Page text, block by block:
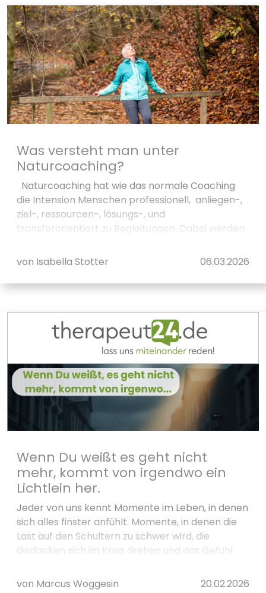
Was versteht man unter
Naturcoaching?
Naturcoaching hat wie das normale Coaching
die Intension Menschen professionell, anliegen-,
ziel-, ressourcen-, lösungs-, und
transferorientiert zu Begleitungen. Dabei werden
von Isabella Stotter
06.03.2026
Wenn Du weißt es geht nicht
mehr, kommt von irgendwo ein
Lichtlein her.
Jeder von uns kennt Momente im Leben, in denen
sich alles finster anfühlt. Momente, in denen die
Last auf den Schultern zu schwer wird, die
Gedanken sich im Kreis drehen und das Gefühl
von Marcus Woggesin
20.02.2026